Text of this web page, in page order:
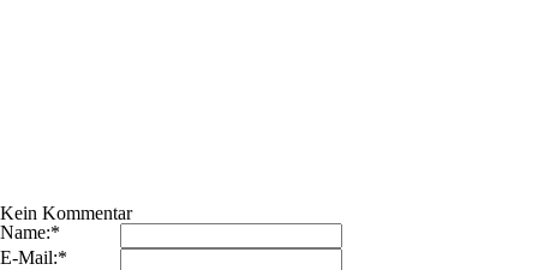
Kein Kommentar
Name:*
E-Mail:*